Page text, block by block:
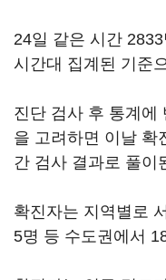
24일 같은 시간
시간대 집계된 기준
진단 검사 후 통계에
을 고려하면 이날 확
간 검사 결과로 풀이
확진자는 지역별로
5명 등 수도권에서